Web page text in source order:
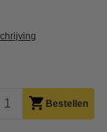
Bestellen